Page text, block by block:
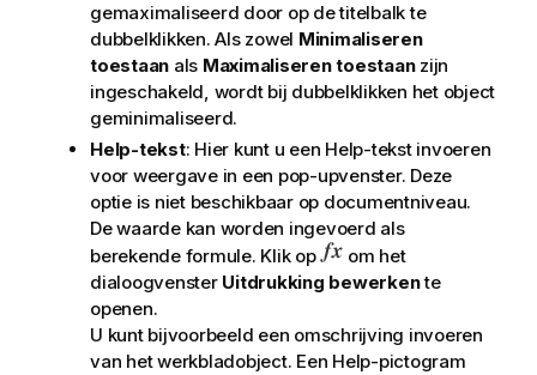
gemaximaliseerd door op de titelbalk te
dubbelklikken. Als zowel Minimaliseren
toestaan als Maximaliseren toestaanzijn
ingeschakeld, wordt bij dubbelklikken het object
geminimaliseerd.
Help-tekst: Hier kunt u een Help-tekst invoeren
voor weergave in een pop-upvenster. Deze
optie is niet beschikbaar op documentniveau.
De waarde kan worden ingevoerd als
berekende formule. Klik op
om het
dialoogvenster Uitdrukking bewerkente
openen.
U kunt bijvoorbeeld een omschrijving invoeren
van het werkbladobject. Een Help-pictogram